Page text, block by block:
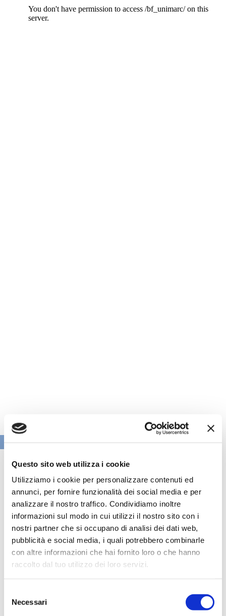
Questo sito web utilizza i cookie
Utilizziamo i cookie per personalizzare contenuti ed
annunci, per fornire funzionalità dei social media e per
analizzare il nostro traffico. Condividiamo inoltre
informazioni sul modo in cui utilizzi il nostro sito con i
nostri partner che si occupano di analisi dei dati web,
pubblicità e social media, i quali potrebbero combinarle
con altre informazioni che hai fornito loro o che hanno
raccolto dal tuo utilizzo dei loro servizi.
delNecessari
VAI ALLA SEZIONE BANCHE NEWS
Speciali eventi